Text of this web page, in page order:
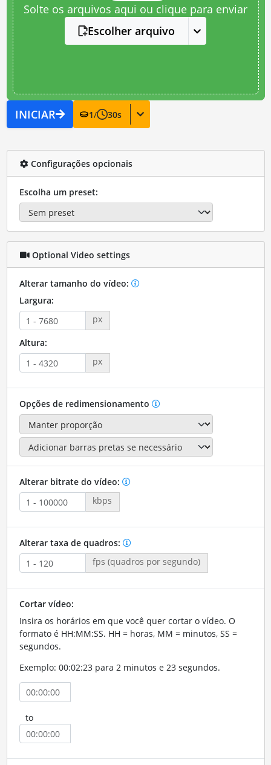
Solte os arquivos aqui ou clique para enviar
Escolher arquivo
INICIAR 1/ 30s
Configurações opcionais
Escolha um preset:
Optional Video settings
Alterar tamanho do vídeo:
Largura:
px
Altura:
px
Opções de redimensionamento
Alterar bitrate do vídeo:
kbps
Alterar taxa de quadros:
fps (quadros por segundo)
Cortar vídeo:
Insira os horários em que você quer cortar o vídeo. O
formato é HH:MM:SS. HH = horas, MM = minutos, SS =
segundos.
Exemplo: 00:02:23 para 2 minutos e 23 segundos.
to